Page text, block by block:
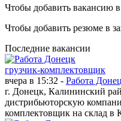
Чтобы добавить вакансию в
Чтобы добавить резюме в
Последние вакансии
грузчик-комплектовщик
вчера в 15:32 - Работа
г. Донецк, Калининский
дистрибьюторскую
комплектовщик на склад в